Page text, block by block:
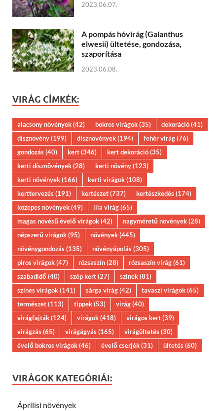
2023.06.07.
A pompás hóvirág (Galanthus
elwesii) ültetése, gondozása,
szaporítása
2023.06.08.
VIRÁG CÍMKÉK:
alacsony növények(42) bokros virágok(35) dekoráció(41)
dísznövény(199) dísznövények(194) fehér virág(76)
gondozás(40) kert(346) kert dekoráció(35)
kerti dísznövények(28) kerti növény(123)
kerti növények(166) kerti virágok(108)
kerttervezés(191) kertészet(737) kertészkedés(174)
közepes növények(49) lila virág(65)
magas növésű évelő virágok(42) nagyméretű növények(28)
népszerű virágok(95) növények(445)
növénygondozás(135) növényápolás(305)
piros virágok(47) rózsaszín(28) rózsaszín virág(61)
szabadidő(40) szép kert(27) színek(81)
színes virágok(141) sárga virág(42) tavaszi virágok(65)
természet(113) tippek(53) virág(40)
virágfajták(124) virágok(418) virágos kert(39)
virágzás(65) virágágyás(165) virágültetés(30)
évelő bokros virágok(46) évelő cserjék(31) ültetés(60)
VIRÁGOK KATEGÓRIÁI:
Áprilisi növények